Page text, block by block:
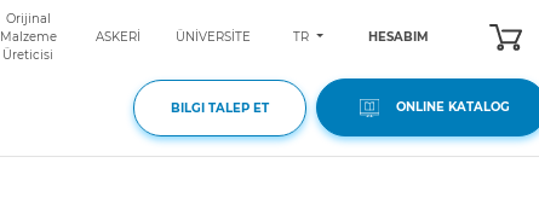
Orijinal
Malzeme
Üreticisi
ASKERİ ÜNİVERSİTE TR HESABIM
BILGI TALEP ET ONLINE KATALOG